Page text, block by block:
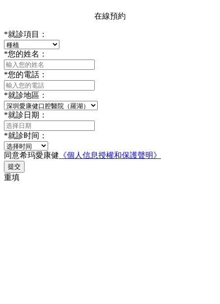
在線預約
*就診項目：
*您的姓名：
*您的電話：
*就診地區：
*就診日期：
*就診时间：
同意希玛愛康健 《個人信息授權和保護聲明》
提交
重填